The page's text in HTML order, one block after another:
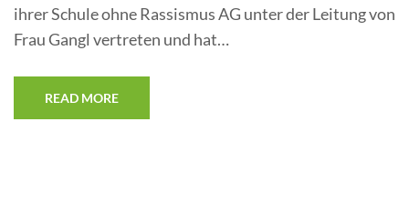
ihrer Schule ohne Rassismus AG unter der Leitung von
Frau Gangl vertreten und hat…
READ MORE